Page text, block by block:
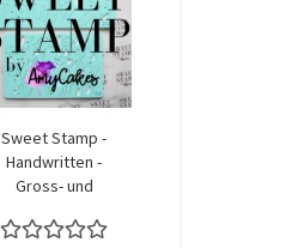
Sweet Stamp -
Handwritten -
Gross- und